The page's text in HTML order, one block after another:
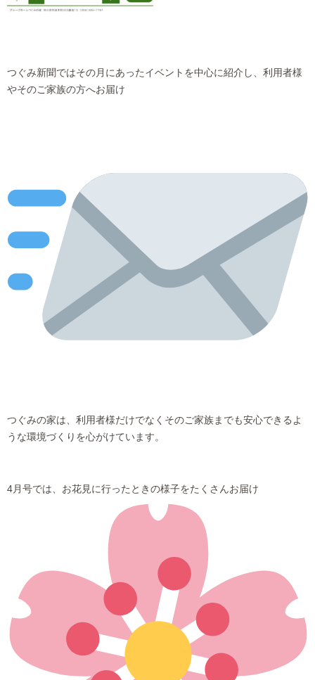
つぐみ新聞ではその月にあったイベントを中心に紹介し、利用者様
やそのご家族の方へお届け
つぐみの家は、利用者様だけでなくそのご家族までも安心できるよ
うな環境づくりを心がけています。
4月号では、お花見に行ったときの様子をたくさんお届け